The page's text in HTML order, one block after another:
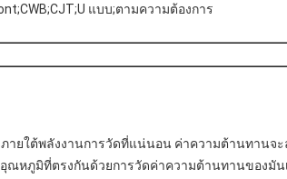
แบบ;ตามความต้องการ
ภายใต้พลังงานการวัดที่แน่นอน ค่าความต้านทาน
ณหภูมิที่ตรงกันด้วยการวัดค่าความต้านทานของมั